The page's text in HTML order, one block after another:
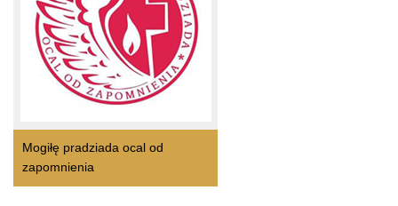
Mogiłę pradziada ocal od
zapomnienia